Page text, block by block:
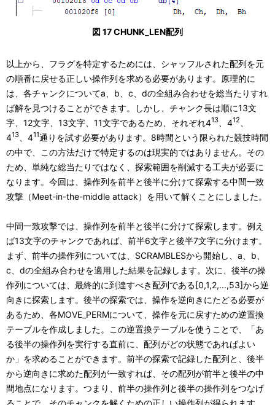
図 17 CHUNK_LEN配列
以上から、フラグを特定するためには、シャッフルされた配列を元
の順番に戻せる正しい操作列を求める必要があります。原理的に
は、各チャンクについてa、b、c、dの全組み合わせを総当たりすれ
ば解を見つけることができます。しかし、チャンク長は順に13文
字、12文字、13文字、11文字であるため、それぞれ413 、412
413 、411通りを試す必要があります。8時間という限られた競技時間
の中で、この方法だけで特定するのは現実的ではありません。その
ため、単純な総当たりではなく、探索範囲を削減する工夫が必要に
なります。今回は、操作列を前半と後半に分けて探索する中間一致
攻撃（Meet-in-the-middle attack）を用いて解くことにしました。
中間一致攻撃では、操作列を前半と後半に分けて探索します。例え
ば13文字のチャンクであれば、前半6文字と後半7文字に分けます。
まず、前半の操作列については、SCRAMBLESから開始し、a、b、
c、dの全組み合わせを適用した結果を記録します。次に、後半の操
作列については、最終的に到達すべき配列である[0,1,2,...,53]から逆
向きに探索します。後半の探索では、操作を逆向きにたどる必要が
あるため、各MOVE_PERMについて、操作を元に戻すための逆置換
テーブルを作成しました。この逆置換テーブルを使うことで、「あ
る後半の操作列を実行する直前に、配列がどの状態であればよい
か」を求めることができます。前半の探索で記録した配列と、後半
から逆向きに求めた配列が一致すれば、その配列が前半と後半の中
間地点になります。つまり、前半の操作列と後半の操作列をつなげ
ることで、そのチャンクを解くための正しい操作列が得られます。